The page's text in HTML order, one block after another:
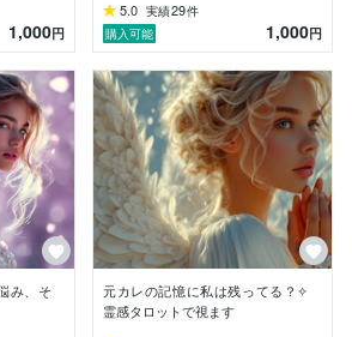
に真摯に向き合い、
。
した」
なれた」
ことが
まっすぐにお届けします。
1,000円
5.0 実績29件
購入可能
1,000円
み、そ
元カレの記憶に私は残ってる？✧
霊感タロットで視ます